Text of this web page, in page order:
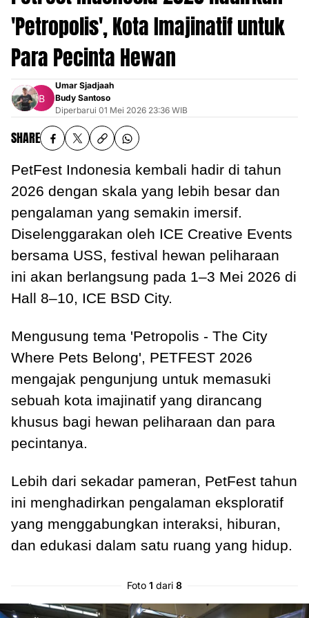
'Petropolis', Kota Imajinatif untuk
Para Pecinta Hewan
Umar Sjadjaah
Budy Santoso
Diperbarui 01 Mei 2026 23:36 WIB
SHARE
PetFest Indonesia kembali hadir di tahun
2026 dengan skala yang lebih besar dan
pengalaman yang semakin imersif.
Diselenggarakan oleh ICE Creative Events
bersama USS, festival hewan peliharaan
ini akan berlangsung pada 1–3 Mei 2026 di
Hall 8–10, ICE BSD City.
Mengusung tema 'Petropolis - The City
Where Pets Belong', PETFEST 2026
mengajak pengunjung untuk memasuki
sebuah kota imajinatif yang dirancang
khusus bagi hewan peliharaan dan para
pecintanya.
Lebih dari sekadar pameran, PetFest tahun
ini menghadirkan pengalaman eksploratif
yang menggabungkan interaksi, hiburan,
dan edukasi dalam satu ruang yang hidup.
Foto 1 dari 8